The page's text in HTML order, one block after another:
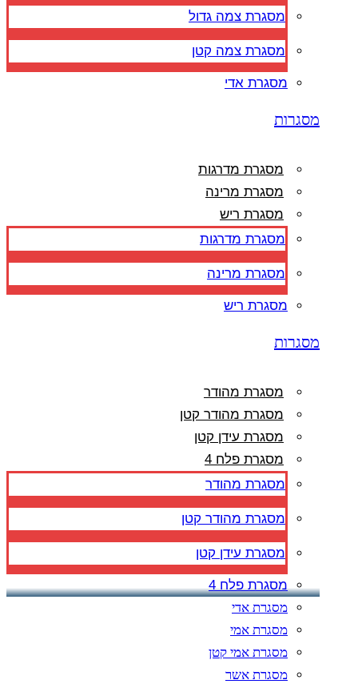
מסגרת צמה גדול
מסגרת צמה קטן
מסגרת אדי
מסגרות
מסגרת מדרגות
מסגרת מרינה
מסגרת ריש
מסגרת מדרגות
מסגרת מרינה
מסגרת ריש
מסגרות
מסגרת מהודר
מסגרת מהודר קטן
מסגרת עידן קטן
מסגרת פלח 4
מסגרת מהודר
מסגרת מהודר קטן
מסגרת עידן קטן
מסגרת פלח 4
מסגרת אדי
מסגרת אמי
מסגרת אמי קטן
מסגרת אשר